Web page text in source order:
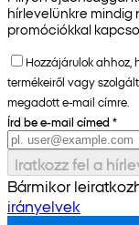
hírlevelünkre mindig
promóciókkal
Hozzájárulok ahhoz,
termékeiről vagy
megadott e-mail címre.
Írd be e-mail címed *
Iratkozz fel a
Bármikor
irányelvek